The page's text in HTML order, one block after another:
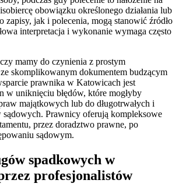
obowiązku określonego działania lub
zapisy, jak i polecenia, mogą stanowić źródło
interpretacja i wykonanie wymaga często
mamy do czynienia z prostym
skomplikowanym dokumentem budzącym
prawnika w Katowicach jest
w uniknięciu błędów, które mogłyby
majątkowych lub do długotrwałych i
Prawnicy oferują kompleksowe
przez doradztwo prawne, po
sądowym.
spadkowych w
profesjonalistów